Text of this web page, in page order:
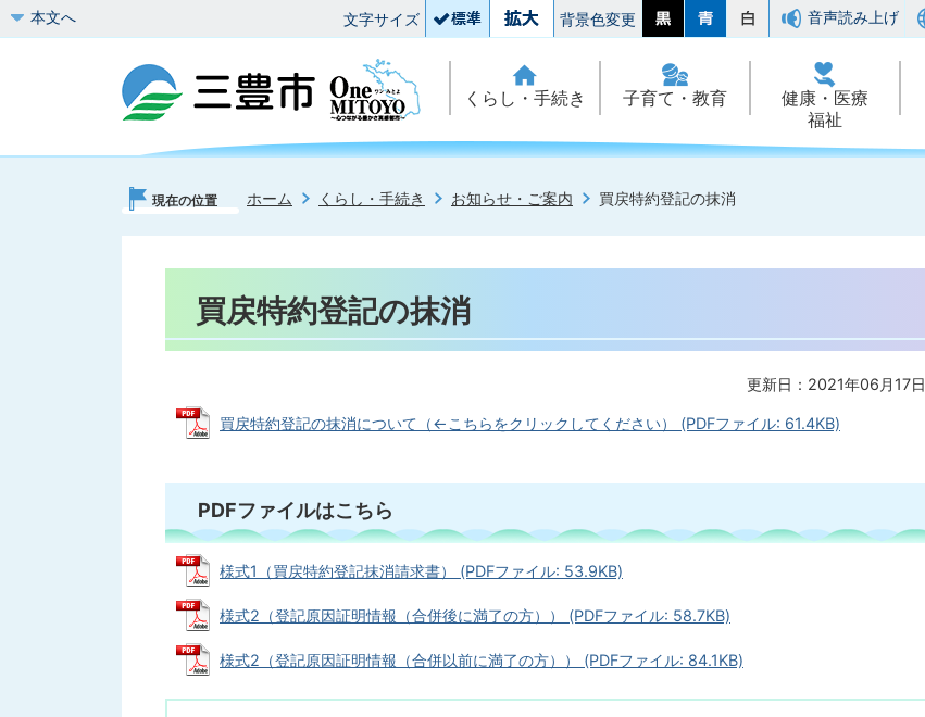
本文へ 文字サイズ 背景色変更 音声読み上げ
くらし・手続き 子育て・教育
健康・医療
福祉
現在の位置 ホーム くらし・手続き お知らせ・ご案内 買戻特約登記の抹消
買戻特約登記の抹消
更新日：2021年06月17日
買戻特約登記の抹消について（←こちらをクリックしてください） (PDFファイル: 61.4KB)
PDFファイルはこちら
様式1（買戻特約登記抹消請求書） (PDFファイル: 53.9KB)
様式2（登記原因証明情報（合併後に満了の方）） (PDFファイル: 58.7KB)
様式2（登記原因証明情報（合併以前に満了の方）） (PDFファイル: 84.1KB)